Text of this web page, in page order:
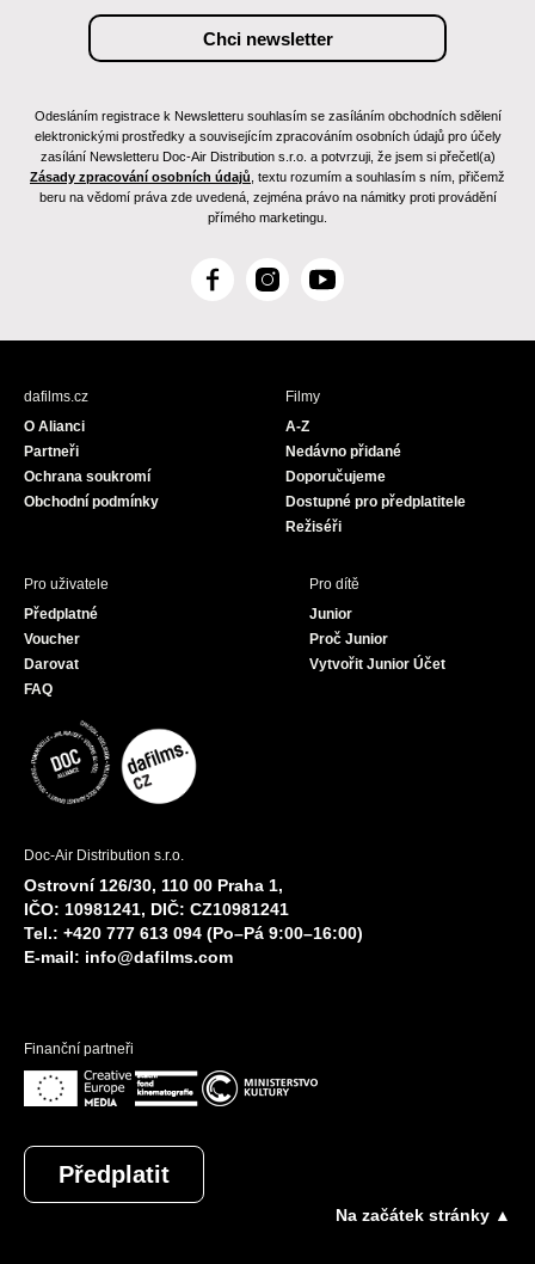
Odesláním registrace k Newsletteru souhlasím se zasíláním obchodních sdělení
elektronickými prostředky a souvisejícím zpracováním osobních údajů pro účely
zasílání Newsletteru Doc-Air Distribution s.r.o. a potvrzuji, že jsem si přečetl(a)
Zásady zpracování osobních údajů , textu rozumím a souhlasím s ním, přičemž
beru na vědomí práva zde uvedená, zejména právo na námitky proti provádění
přímého marketingu.
F
c
I
s
Y
u
dafilms.cz
O Alianci
Partneři
Ochrana soukromí
Obchodní podmínky
Filmy
A-Z
Nedávno přidané
Doporučujeme
Dostupné pro předplatitele
Režiséři
Pro uživatele
Předplatné
Voucher
Darovat
FAQ
Pro dítě
Junior
Proč Junior
Vytvořit Junior Účet
Doc-Air Distribution s.r.o.
Ostrovní 126/30, 110 00 Praha 1,
IČO: 10981241, DIČ: CZ10981241
Tel.: +420 777 613 094 (Po–Pá 9:00–16:00)
E-mail: info@dafilms.com
Finanční partneři
Předplatit
Na začátek stránky ▲